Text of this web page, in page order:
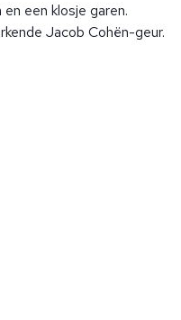
een klosje garen.
Jacob Cohën-geur.